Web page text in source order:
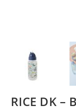
RICE DK